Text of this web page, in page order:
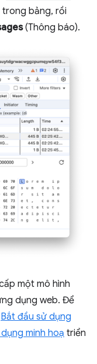
bảng, rồi
(Thông báo).
một mô hình
dụng web. Để
Bắt đầu sử dụng
minh hoạ triển